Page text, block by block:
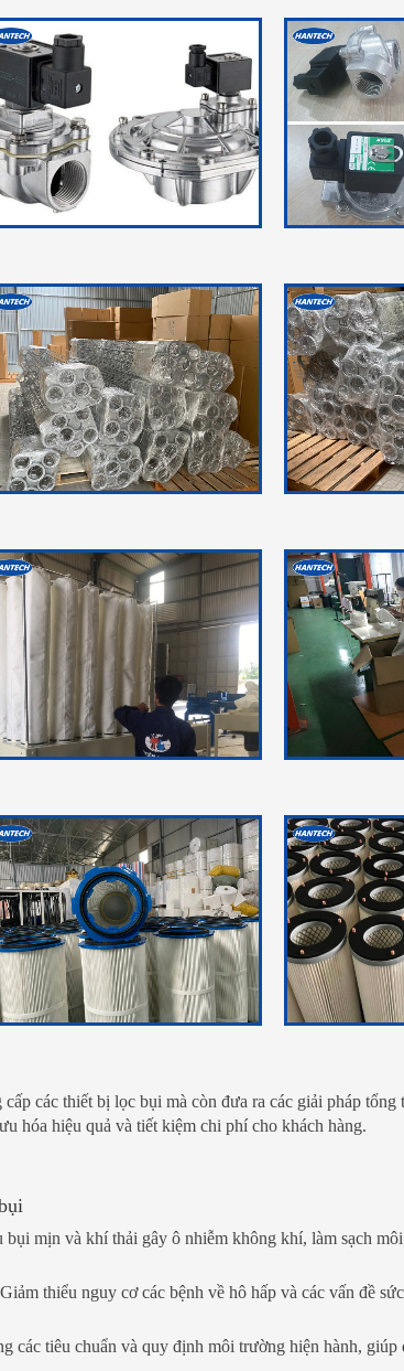
các thiết bị lọc bụi mà còn đưa ra các giải pháp tổng
hóa hiệu quả và tiết kiệm chi phí cho khách hàng.
bụi mịn và khí thải gây ô nhiễm không khí, làm sạch
thiểu nguy cơ các bệnh về hô hấp và các vấn đề
các tiêu chuẩn và quy định môi trường hiện hành, giúp